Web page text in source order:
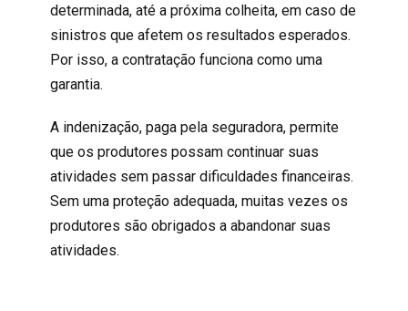
determinada, até a próxima colheita, em caso de
sinistros que afetem os resultados esperados.
Por isso, a contratação funciona como uma
garantia.
A indenização, paga pela seguradora, permite
que os produtores possam continuar suas
atividades sem passar dificuldades financeiras.
Sem uma proteção adequada, muitas vezes os
produtores são obrigados a abandonar suas
atividades.